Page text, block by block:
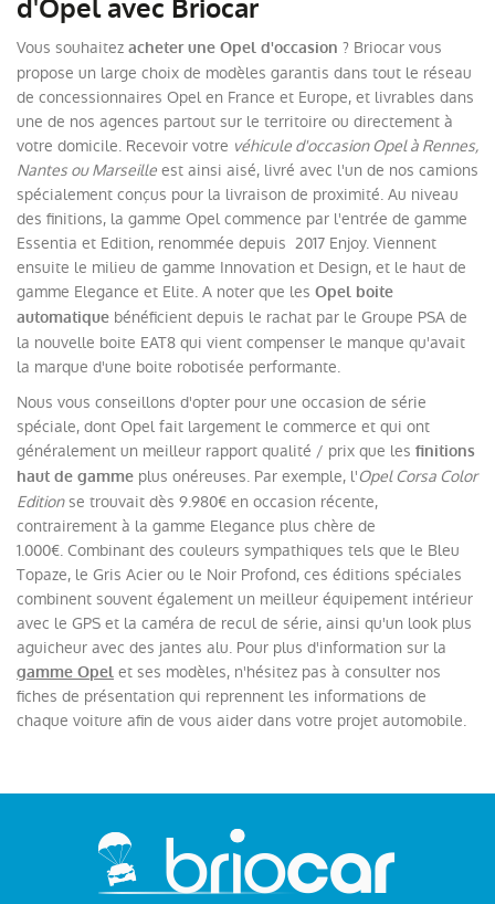
d'Opel avec Briocar
Vous souhaitez acheter une Opel d'occasion ? Briocar vous
propose un large choix de modèles garantis dans tout le réseau
de concessionnaires Opel en France et Europe, et livrables dans
une de nos agences partout sur le territoire ou directement à
votre domicile. Recevoir votre véhicule d'occasion Opel à Rennes,
Nantes ou Marseille est ainsi aisé, livré avec l'un de nos camions
spécialement conçus pour la livraison de proximité. Au niveau
des finitions, la gamme Opel commence par l'entrée de gamme
Essentia et Edition, renommée depuis 2017 Enjoy. Viennent
ensuite le milieu de gamme Innovation et Design, et le haut de
gamme Elegance et Elite. A noter que les Opel boite
automatique bénéficient depuis le rachat par le Groupe PSA de
la nouvelle boite EAT8 qui vient compenser le manque qu'avait
la marque d'une boite robotisée performante.
Nous vous conseillons d'opter pour une occasion de série
spéciale, dont Opel fait largement le commerce et qui ont
généralement un meilleur rapport qualité / prix que les finitions
haut de gamme plus onéreuses. Par exemple, l'Opel Corsa Color
Editionse trouvait dès 9.980€ en occasion récente,
contrairement à la gamme Elegance plus chère de
1.000€. Combinant des couleurs sympathiques tels que le Bleu
Topaze, le Gris Acier ou le Noir Profond, ces éditions spéciales
combinent souvent également un meilleur équipement intérieur
avec le GPS et la caméra de recul de série, ainsi qu'un look plus
aguicheur avec des jantes alu. Pour plus d'information sur la
gamme Opel et ses modèles, n'hésitez pas à consulter nos
fiches de présentation qui reprennent les informations de
chaque voiture afin de vous aider dans votre projet automobile.